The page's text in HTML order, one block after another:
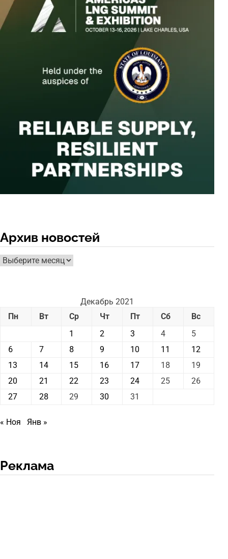
Архив новостей
Архив
новостей
Декабрь 2021
Пн
Вт Ср Чт Пт Сб
Вс
1
2 3 4
5
6
7 8 9 10 11
12
13
14 15 16 17 18
19
20
21 22 23 24 25
26
27
28 29 30 31
« Ноя Янв »
Реклама